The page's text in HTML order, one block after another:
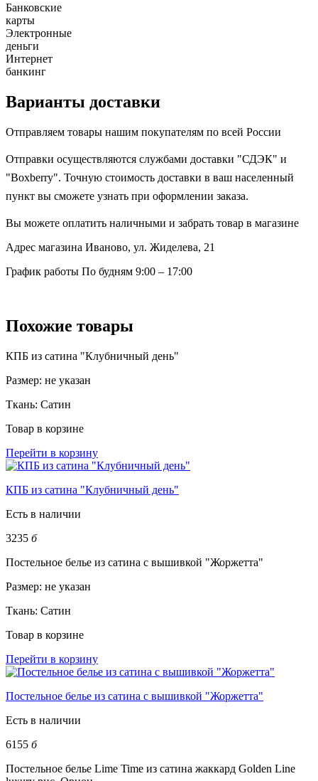
Банковские
карты
Электронные
деньги
Интернет
банкинг
Варианты доставки
Отправляем товары нашим покупателям по всей России
Отправки осуществляются службами доставки "СДЭК" и
"Boxberry". Точную стоимость доставки в ваш населенный
пункт вы сможете узнать при оформлении заказа.
Вы можете оплатить наличными и забрать товар в магазине
Адрес магазина Иваново, ул. Жиделева, 21
График работы По будням 9:00 – 17:00
Похожие товары
КПБ из сатина "Клубничный день"
Размер: не указан
Ткань: Сатин
Товар в корзине
Перейти в корзину
КПБ из сатина "Клубничный день"
Есть в наличии
3235 б
Постельное белье из сатина с вышивкой "Жоржетта"
Размер: не указан
Ткань: Сатин
Товар в корзине
Перейти в корзину
Постельное белье из сатина с вышивкой "Жоржетта"
Есть в наличии
6155 б
Постельное белье Lime Time из сатина жаккард Golden Line